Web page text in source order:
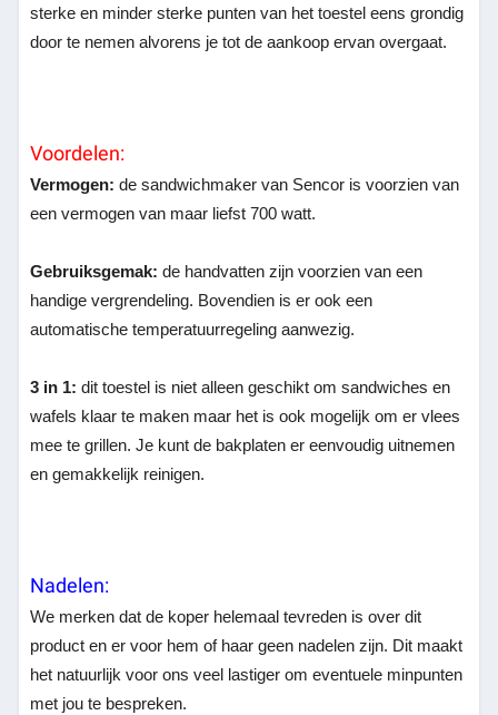
sterke en minder sterke punten van het toestel eens grondig
door te nemen alvorens je tot de aankoop ervan overgaat.
Voordelen:
Vermogen: de sandwichmaker van Sencor is voorzien van
een vermogen van maar liefst 700 watt.
Gebruiksgemak: de handvatten zijn voorzien van een
handige vergrendeling. Bovendien is er ook een
automatische temperatuurregeling aanwezig.
3 in 1: dit toestel is niet alleen geschikt om sandwiches en
wafels klaar te maken maar het is ook mogelijk om er vlees
mee te grillen. Je kunt de bakplaten er eenvoudig uitnemen
en gemakkelijk reinigen.
Nadelen:
We merken dat de koper helemaal tevreden is over dit
product en er voor hem of haar geen nadelen zijn. Dit maakt
het natuurlijk voor ons veel lastiger om eventuele minpunten
met jou te bespreken.